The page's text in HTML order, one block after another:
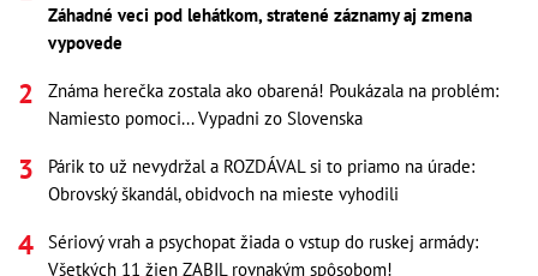
Záhadné veci pod lehátkom, stratené záznamy aj zmena
vypovede
Známa herečka zostala ako obarená! Poukázala na problém:
Namiesto pomoci... Vypadni zo Slovenska
Párik to už nevydržal a ROZDÁVAL si to priamo na úrade:
Obrovský škandál, obidvoch na mieste vyhodili
Sériový vrah a psychopat žiada o vstup do ruskej armády:
Všetkých 11 žien ZABIL rovnakým spôsobom!